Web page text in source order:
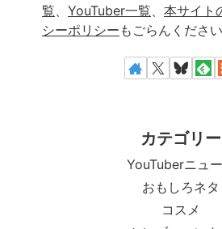
覧
YouTuber一覧
本サイト
シーポリシー もごらんください
カテゴリー
YouTuberニュ
おもしろネタ
コスメ